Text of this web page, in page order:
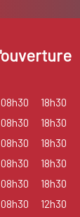
08h30
18h30
08h30
18h30
08h30
18h30
08h30
18h30
08h30
18h30
08h30
12h30